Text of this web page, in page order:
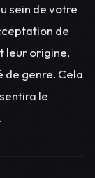
sein de votre
de
leur origine,
de genre. Cela
le